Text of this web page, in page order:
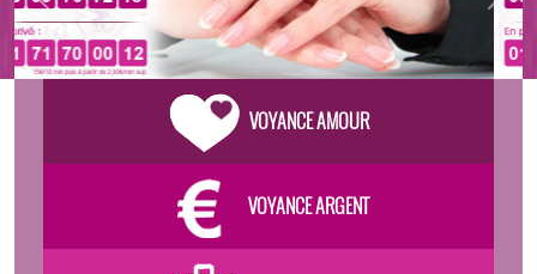
Previous Next
VOYANCE AMOUR
VOYANCE ARGENT